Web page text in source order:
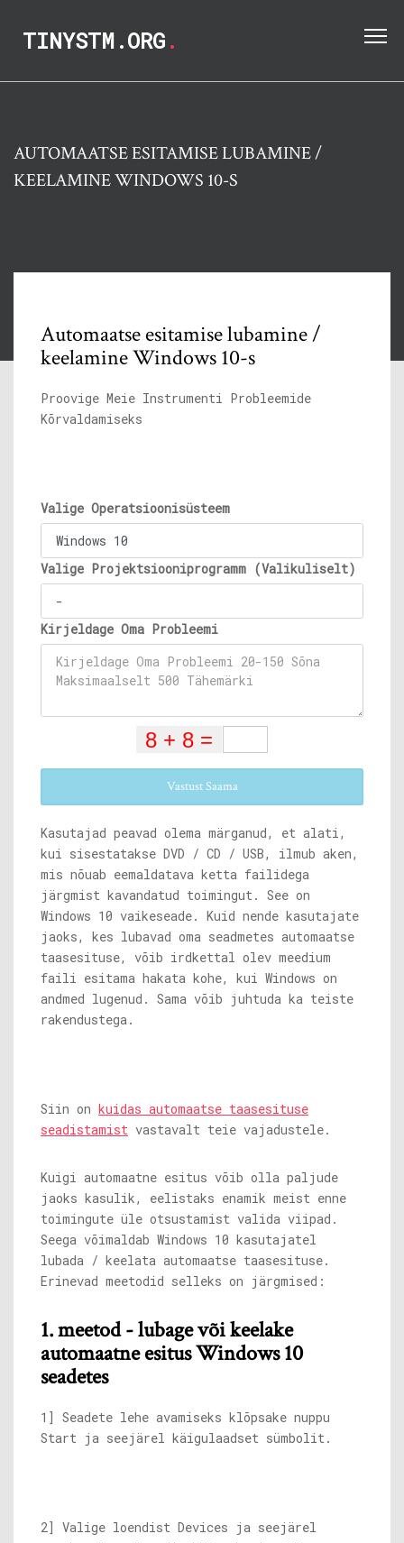
TINYSTM.ORG.
AUTOMAATSE ESITAMISE LUBAMINE /
KEELAMINE WINDOWS 10-S
Automaatse esitamise lubamine /
keelamine Windows 10-s
Proovige Meie Instrumenti Probleemide
Kõrvaldamiseks
Valige Operatsioonisüsteem
Valige Projektsiooniprogramm (Valikuliselt)
Kirjeldage Oma Probleemi
Vastust Saama
Kasutajad peavad olema märganud, et alati,
kui sisestatakse DVD / CD / USB, ilmub aken,
mis nõuab eemaldatava ketta failidega
järgmist kavandatud toimingut. See on
Windows 10 vaikeseade. Kuid nende kasutajate
jaoks, kes lubavad oma seadmetes automaatse
taasesituse, võib irdkettal olev meedium
faili esitama hakata kohe, kui Windows on
andmed lugenud. Sama võib juhtuda ka teiste
rakendustega.
Siin on kuidas automaatse taasesituse
seadistamist vastavalt teie vajadustele.
Kuigi automaatne esitus võib olla paljude
jaoks kasulik, eelistaks enamik meist enne
toimingute üle otsustamist valida viipad.
Seega võimaldab Windows 10 kasutajatel
lubada / keelata automaatse taasesituse.
Erinevad meetodid selleks on järgmised:
1. meetod - lubage või keelake
automaatne esitus Windows 10
seadetes
1] Seadete lehe avamiseks klõpsake nuppu
Start ja seejärel käigulaadset sümbolit.
2] Valige loendist Devices ja seejärel